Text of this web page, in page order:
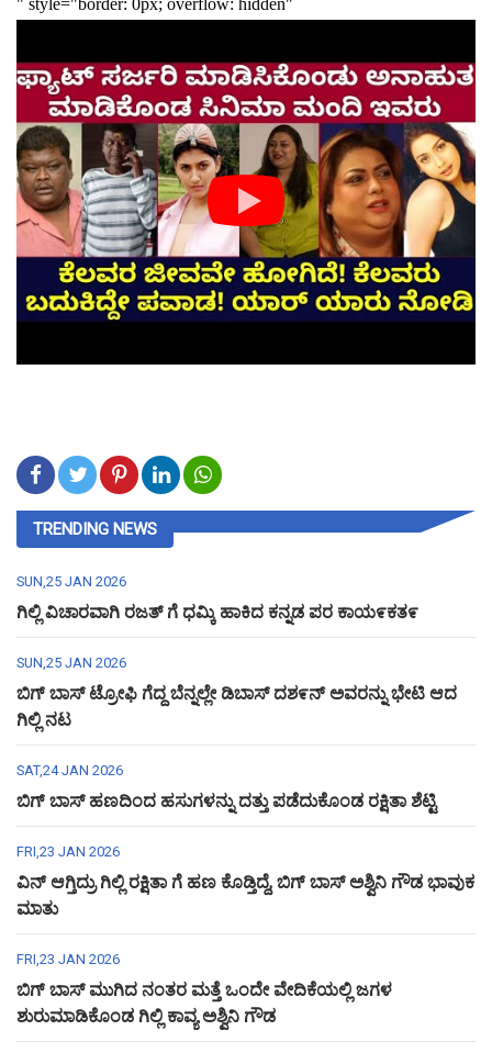
TRENDING NEWS
SUN,25 JAN 2026
ಗಿಲ್ಲಿ ವಿಚಾರವಾಗಿ ರಜತ್ ಗೆ ಧಮ್ಕಿ ಹಾಕಿದ ಕನ್ನಡ ಪರ ಕಾಯ೯ಕತ೯
SUN,25 JAN 2026
ಬಿಗ್ ಬಾಸ್ ಟ್ರೋಫಿ ಗೆದ್ದ ಬೆನ್ನಲ್ಲೇ ಡಿಬಾಸ್ ದಶ೯ನ್ ಅವರನ್ನು ಭೇಟಿ ಆದ
ಗಿಲ್ಲಿ ನಟ
SAT,24 JAN 2026
ಬಿಗ್ ಬಾಸ್ ಹಣದಿಂದ ಹಸುಗಳನ್ನು ದತ್ತು ಪಡೆದುಕೊಂಡ ರಕ್ಷಿತಾ ಶೆಟ್ಟಿ
FRI,23 JAN 2026
ವಿನ್ ಆಗ್ತಿದ್ರು ಗಿಲ್ಲಿ ರಕ್ಷಿತಾ ಗೆ ಹಣ ಕೊಡ್ತಿದ್ದೆ, ಬಿಗ್ ಬಾಸ್ ಅಶ್ವಿನಿ ಗೌಡ ಭಾವುಕ
ಮಾತು
FRI,23 JAN 2026
ಬಿಗ್ ಬಾಸ್ ಮುಗಿದ ನಂತರ ಮತ್ತೆ ಒಂದೇ ವೇದಿಕೆಯಲ್ಲಿ ಜಗಳ
ಶುರುಮಾಡಿಕೊಂಡ ಗಿಲ್ಲಿ ಕಾವ್ಯ ಅಶ್ವಿನಿ ಗೌಡ